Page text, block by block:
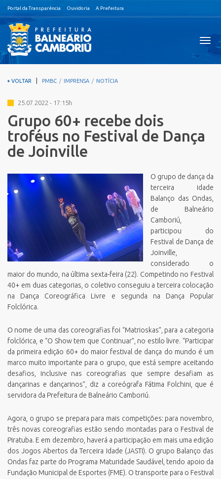
Portal da Transparência Ouvidoria A Prefeitura
VOLTAR PMBC IMPRENSA NOTÍCIA
25.07.2022 - 17:15h
Grupo 60+ recebe dois
troféus no Festival de Dança
de Joinville
O grupo de dança da
terceira idade
Balanço das Ondas,
de Balneário
Camboriú,
participou do
Festival de Dança de
Joinville,
considerado o
maior do mundo, na última sexta-feira (22). Competindo no Festival
40+ em duas categorias, o coletivo conseguiu a terceira colocação
na Dança Coreográfica Livre e segunda na Dança Popular
Folclórica.
O nome de uma das coreografias foi “Matrioskas”, para a categoria
folclórica, e “O Show tem que Continuar”, no estilo livre. “Participar
da primeira edição 60+ do maior festival de dança do mundo é um
marco muito importante para o grupo, que está sempre aceitando
desafios, inclusive nas coreografias que sempre desafiam as
dançarinas e dançarinos”, diz a coreógrafa Fátima Folchini, que é
servidora da Prefeitura de Balneário Camboriú.
Agora, o grupo se prepara para mais competições: para novembro,
três novas coreografias estão sendo montadas para o Festival de
Piratuba. E em dezembro, haverá a participação em mais uma edição
dos Jogos Abertos da Terceira Idade (JASTI). O grupo Balanço das
Ondas faz parte do Programa Maturidade Saudável, tendo apoio da
Fundação Municipal de Esportes (FME). O transporte para o Festival